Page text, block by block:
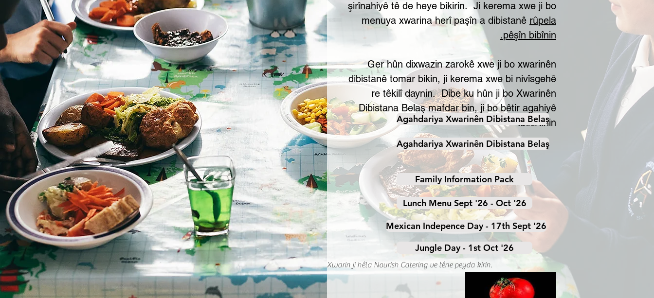
şirînahiyê tê de heye bikirin. Ji kerema xwe ji bo
menuya xwarina herî paşîn a dibistanê rûpela
pêşîn bibînin.
Ger hûn dixwazin zarokê xwe ji bo xwarinên
dibistanê tomar bikin, ji kerema xwe bi nivîsgehê
re têkilî daynin. Dibe ku hûn ji bo Xwarinên
Dibistana Belaş mafdar bin, ji bo bêtir agahiyê
bikirtînin.
Agahdariya Xwarinên Dibistana Belaş
Agahdariya Xwarinên Dibistana Belaş
Family Information Pack
Lunch Menu Sept '26 - Oct '26
Mexican Indepence Day - 17th Sept '26
Jungle Day - 1st Oct '26
Xwarin ji hêla Nourish Catering ve têne peyda kirin.